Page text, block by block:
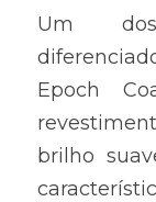
Um
Epoch
brilho